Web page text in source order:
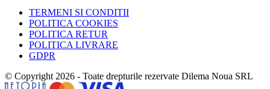
TERMENI SI CONDITII
POLITICA COOKIES
POLITICA RETUR
POLITICA LIVRARE
GDPR
© Copyright 2026 - Toate drepturile rezervate Dilema Noua SRL